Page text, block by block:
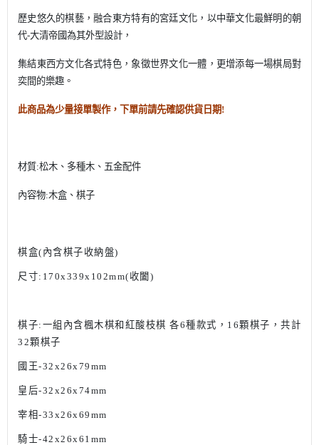
歷史悠久的棋藝，融合東方特有的宮廷文化， 以中華文化最鮮明的朝
代-大清帝國為其外型設計，
集結東西方文化各式特色， 象徵世界文化一體，更增添每一場棋局對
奕間的樂趣。
此商品為少量接單製作，下單前請先確認供貨日期!
材質:松木、 多種木、 五金配件
內容物:木盒、棋子
棋盒(內含棋子收納盤)
尺寸:170x339x102mm(收闔)
棋子: 一組內含楓木棋和紅酸枝棋 各6種款式，16顆棋子，共計
32顆棋子
國王-32x26x79mm
皇后-32x26x74mm
宰相-33x26x69mm
騎士-42x26x61mm